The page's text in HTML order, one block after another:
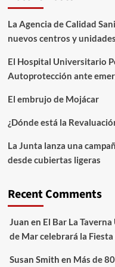
La Agencia de Calidad
nuevos centros y
El Hospital Universitario
Autoprotección ante
El embrujo de Mojácar
¿Dónde está la
La Junta lanza una
desde cubiertas ligeras
Recent Comments
Juan en El Bar La
de Mar celebrará la
Susan Smith en Más de